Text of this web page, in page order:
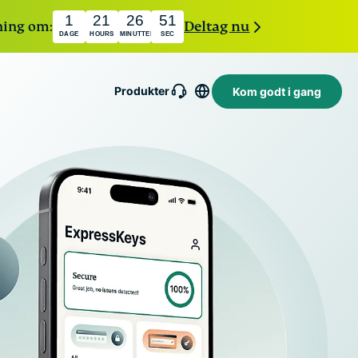
om: 1
DAGE
21
HOURS
26
MINUTTER
50
SEC Deltag nu
Produkter
beskyttelse af din
og identitet.
Identity
holiday.com
eSIM
over 150
destinationer.
Prisvindende
macOS-
antivirus,
firewall,
og meget mere.
Kom godt i gang